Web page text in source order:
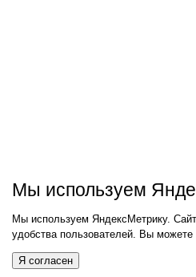
Мы используем
Мы используем ЯндексМетрику.
удобства пользователей. Вы можете
Я согласен